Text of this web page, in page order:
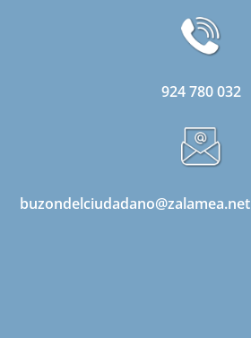
924 780 032
buzondelciudadano@zalamea.net